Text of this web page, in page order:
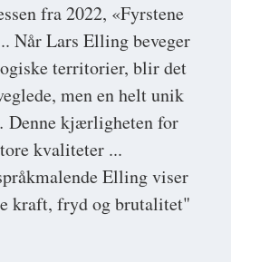
fra 2022, «Fyrstene
Når Lars Elling beveger
territorier, blir det
men en helt unik
Denne kjærligheten for
kvaliteter ...
Elling viser
kraft, fryd og brutalitet"